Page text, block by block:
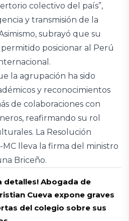
colectivo del país”,
y transmisión de la
subrayó que su
posicionar al Perú
la agrupación ha sido
y reconocimientos
de colaboraciones con
reafirmando su rol
La Resolución
MC lleva la firma del ministro
Briceño.
detalles! Abogada de
Cueva expone graves
del colegio sobre sus